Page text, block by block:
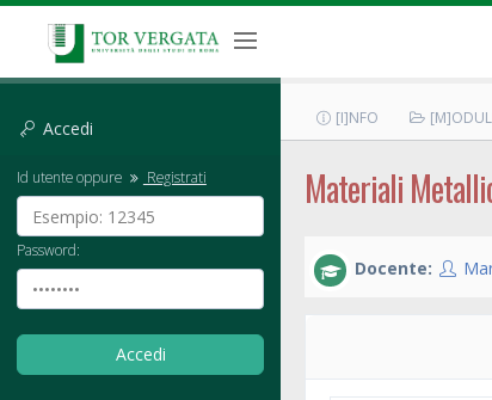
Accedi
Id utente oppure Registrati
Password:
[I]NFO
Materiali
Docente: